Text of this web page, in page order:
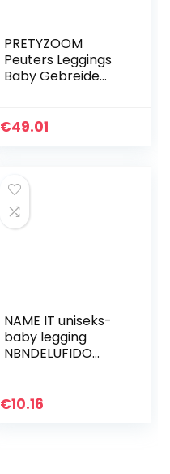
PRETYZOOM
Peuters Leggings
Baby Gebreide
Gedrukt Dikke
€49.01
NAME IT uniseks-
baby legging
NBNDELUFIDO
€10.16